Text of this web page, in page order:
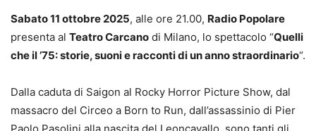
Sabato 11 ottobre 2025, alle ore 21.00, Radio Popolare
presenta al Teatro Carcano di Milano, lo spettacolo “Quelli
che il ’75: storie, suoni e racconti di un anno straordinario“.
Dalla caduta di Saigon al Rocky Horror Picture Show, dal
massacro del Circeo a Born to Run, dall’assassinio di Pier